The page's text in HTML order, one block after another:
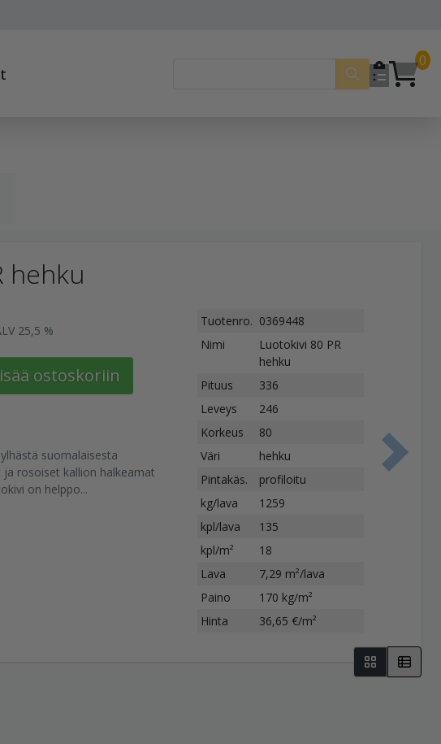
0
hehku
25,5 %
ostoskoriin
suomalaisesta
rosoiset kallion halkeamat
on helppo...
Tuotenro. 0369448
Nimi
Luotokivi 80 PR
hehku
Pituus
336
Leveys
246
Korkeus
80
Väri
hehku
Pintakäs.
profiloitu
kg/lava
1259
kpl/lava
135
kpl/m²
18
Lava
7,29 m²/lava
Paino
170 kg/m²
Hinta
36,65 €/m²